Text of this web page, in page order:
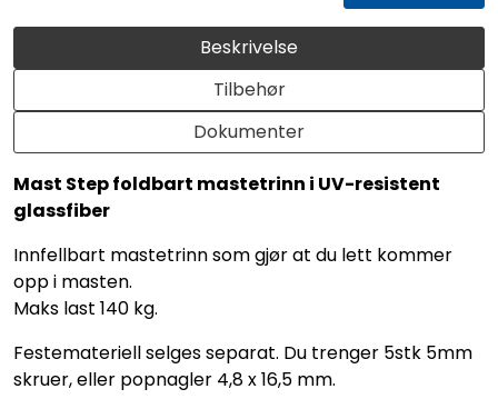
Beskrivelse
Tilbehør
Dokumenter
Mast Step foldbart mastetrinn i UV-resistent
glassfiber
Innfellbart mastetrinn som gjør at du lett kommer
opp i masten.
Maks last 140 kg.
Festemateriell selges separat. Du trenger 5stk 5mm
skruer, eller popnagler 4,8 x 16,5 mm.